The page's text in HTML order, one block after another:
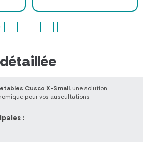
Cusco X-Small, une solution
pour vos auscultations
: